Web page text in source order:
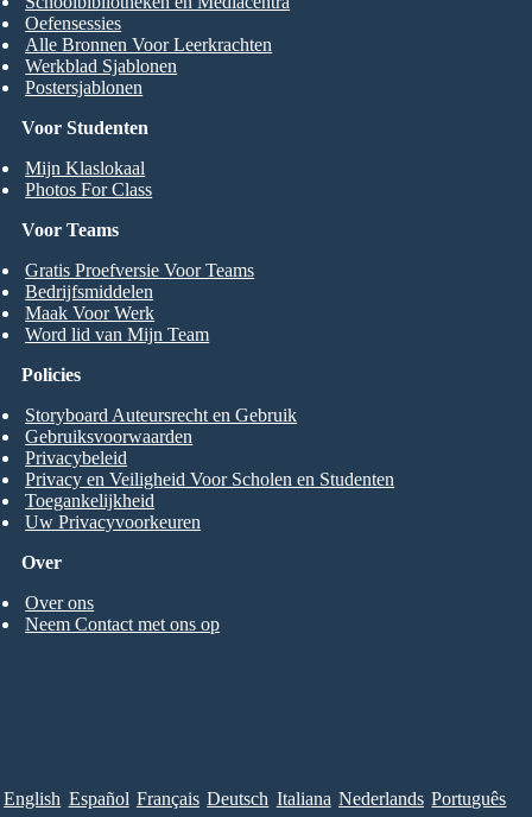
Voor Studenten
Mijn Klaslokaal
Photos For Class
Oefensessies
Alle Bronnen Voor Leerkrachten
Werkblad Sjablonen
Postersjablonen
Voor Teams
Gratis Proefversie Voor Teams
Bedrijfsmiddelen
Maak Voor Werk
Word lid van Mijn Team
Over
Over ons
Neem Contact met ons op
Policies
Storyboard Auteursrecht en Gebruik
Gebruiksvoorwaarden
Privacybeleid
Privacy en Veiligheid Voor Scholen en Studenten
Toegankelijkheid
Uw Privacyvoorkeuren
English Español Français Deutsch Italiana Nederlands Português